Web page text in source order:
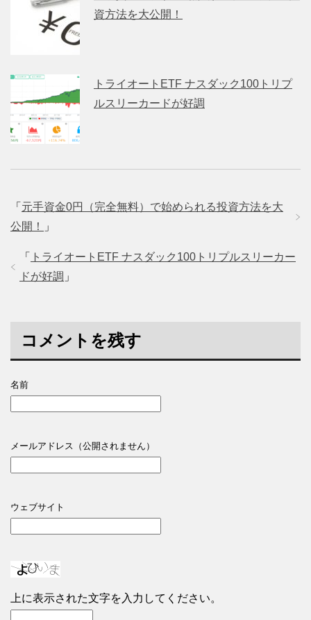
資方法を大公開！
トライオートETF ナスダック100トリプ
ルスリーカードが好調
「 元手資金0円（完全無料）で始められる投資方法を大
公開！
」
「
トライオートETF ナスダック100トリプルスリーカー
ドが好調 」
コメントを残す
名前
メールアドレス（公開されません）
ウェブサイト
上に表示された文字を入力してください。